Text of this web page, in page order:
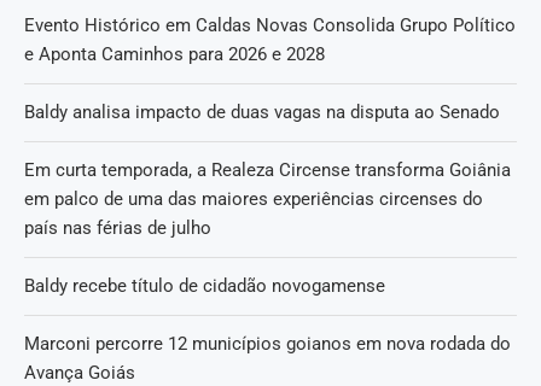
Evento Histórico em Caldas Novas Consolida Grupo Político
e Aponta Caminhos para 2026 e 2028
Baldy analisa impacto de duas vagas na disputa ao Senado
Em curta temporada, a Realeza Circense transforma Goiânia
em palco de uma das maiores experiências circenses do
país nas férias de julho
Baldy recebe título de cidadão novogamense
Marconi percorre 12 municípios goianos em nova rodada do
Avança Goiás